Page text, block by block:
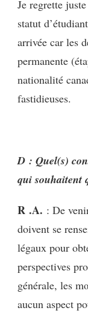
Je regrette
statut
arrivée car les
permanente
nationalité
fastidieuses.
D : Quel(s)
qui souhaitent
R .A. : De
doivent se
légaux pour
perspectives
générale, les
aucun aspect